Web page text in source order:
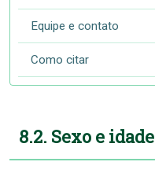
Equipe e contato
Como citar
8.2. Sexo e idade